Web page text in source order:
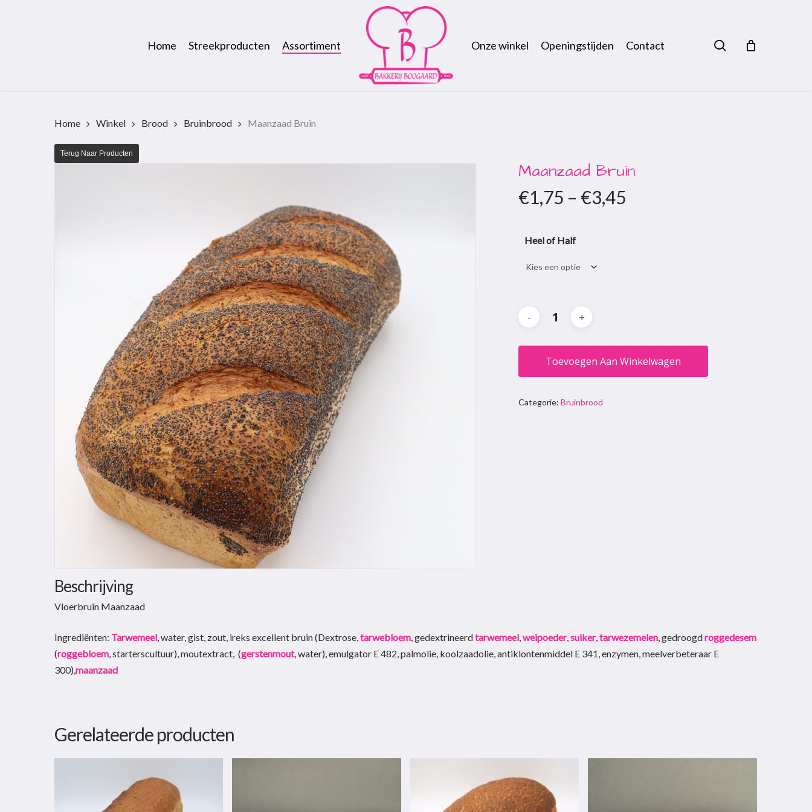
Hit enter to search or ESC to close
Home Streekproducten Assortiment Onze winkel Openingstijden Contact search
Home Winkel Brood Bruinbrood Maanzaad Bruin
Terug Naar Producten
Maanzaad Bruin
€1,75 – €3,45
Heel of Half
Toevoegen Aan Winkelwagen
Categorie:Bruinbrood
Beschrijving
Vloerbruin Maanzaad
Ingrediënten: Tarwemeel , water, gist, zout, ireks excellent bruin (Dextrose, tarwebloem , gedextrineerdtarwemeel weipoeder, suiker, tarwezemelen , gedroogdroggedesem
(roggebloem , starterscultuur), moutextract, (gerstenmout, water), emulgator E 482, palmolie, koolzaadolie, antiklontenmiddel E 341, enzymen, meelverbeteraar E
300), maanzaad
Gerelateerde producten